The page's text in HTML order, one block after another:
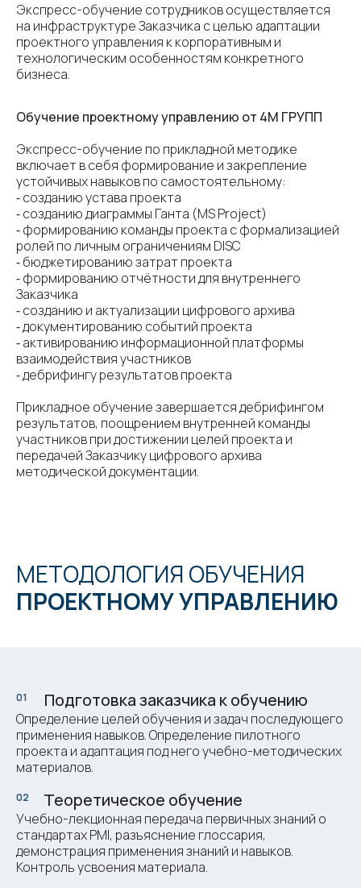
Экспресс-обучение сотрудников осуществляется
на инфраструктуре Заказчика с целью адаптации
проектного управления к корпоративным и
технологическим особенностям конкретного
бизнеса.
Обучение проектному управлению от 4М ГРУПП
Экспресс-обучение по прикладной методике
включает в себя формирование и закрепление
устойчивых навыков по самостоятельному:
⁃ созданию устава проекта
⁃ созданию диаграммы Ганта (MS Project)
⁃ формированию команды проекта с формализацией
ролей по личным ограничениям DISC
⁃ бюджетированию затрат проекта
⁃ формированию отчётности для внутреннего
Заказчика
⁃ созданию и актуализации цифрового архива
⁃ документированию событий проекта
⁃ активированию информационной платформы
взаимодействия участников
⁃ дебрифингу результатов проекта
Прикладное обучение завершается дебрифингом
результатов, поощрением внутренней команды
участников при достижении целей проекта и
передачей Заказчику цифрового архива
методической документации.
МЕТОДОЛОГИЯ ОБУЧЕНИЯ
ПРОЕКТНОМУ УПРАВЛЕНИЮ
01 Подготовка заказчика к обучению
Определение целей обучения и задач последующего
применения навыков. Определение пилотного
проекта и адаптация под него учебно-методических
материалов.
02 Теоретическое обучение
Учебно-лекционная передача первичных знаний о
стандартах PMI, разъяснение глоссария,
демонстрация применения знаний и навыков.
Контроль усвоения материала.